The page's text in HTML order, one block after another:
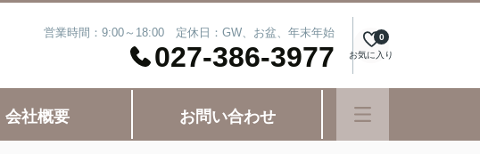
営業時間：9:00～18:00 定休日：GW、お盆、年末年始
027-386-3977 お気に入り
0
会社概要 お問い合わせ